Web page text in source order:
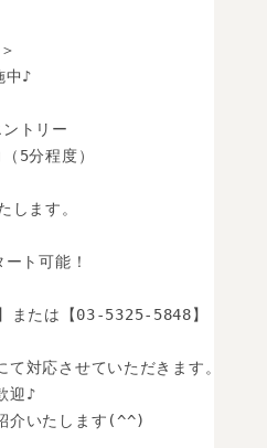
中♪
トリー
5分程度）
ます。
ト可能！
または【03-5325-5848】
対応させていただきます。
迎♪
介いたします(^^)